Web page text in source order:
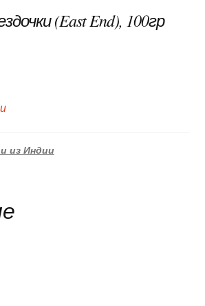
(East End), 100гр
из Индии